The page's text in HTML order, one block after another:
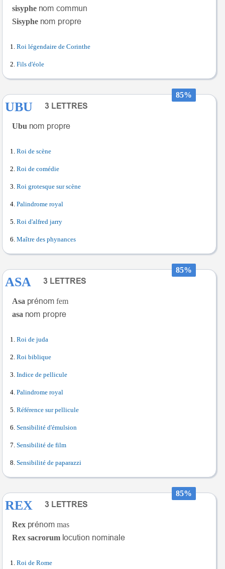
sisyphe
Sisyphe
Roi légendaire de Corinthe
Fils d'éole
85%
UBU
Ubu
Roi de scène
Roi de comédie
Roi grotesque sur scène
Palindrome royal
Roi d'alfred jarry
Maître des phynances
85%
ASA
Asa
fem
asa
Roi de juda
Roi biblique
Indice de pellicule
Palindrome royal
Référence sur pellicule
Sensibilité d'émulsion
Sensibilité de film
Sensibilité de paparazzi
85%
REX
Rex
mas
Rex sacrorum
Roi de Rome